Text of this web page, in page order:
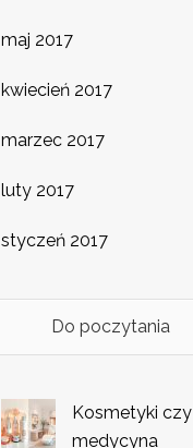
maj 2017
kwiecień 2017
marzec 2017
luty 2017
styczeń 2017
Do poczytania
Kosmetyki czy
medycyna